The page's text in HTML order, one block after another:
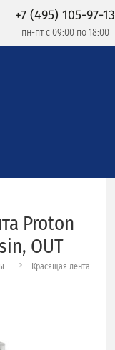
+7 (495) 105-97-13
пн-пт с 09:00 по 18:00
Proton
OUT
Красящая лента